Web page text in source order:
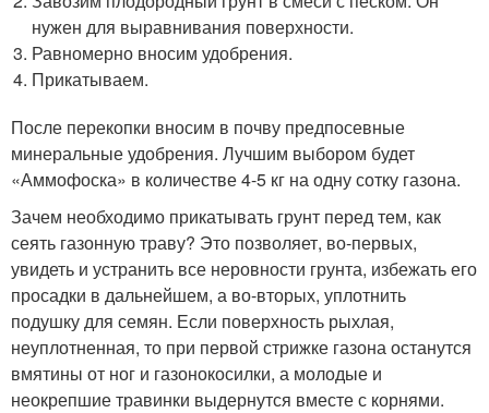
нужен для выравнивания поверхности.
Равномерно вносим удобрения.
Прикатываем.
После перекопки вносим в почву предпосевные
минеральные удобрения. Лучшим выбором будет
«Аммофоска» в количестве 4-5 кг на одну сотку газона.
Зачем необходимо прикатывать грунт перед тем, как
сеять газонную траву? Это позволяет, во-первых,
увидеть и устранить все неровности грунта, избежать его
просадки в дальнейшем, а во-вторых, уплотнить
подушку для семян. Если поверхность рыхлая,
неуплотненная, то при первой стрижке газона останутся
вмятины от ног и газонокосилки, а молодые и
неокрепшие травинки выдернутся вместе с корнями.